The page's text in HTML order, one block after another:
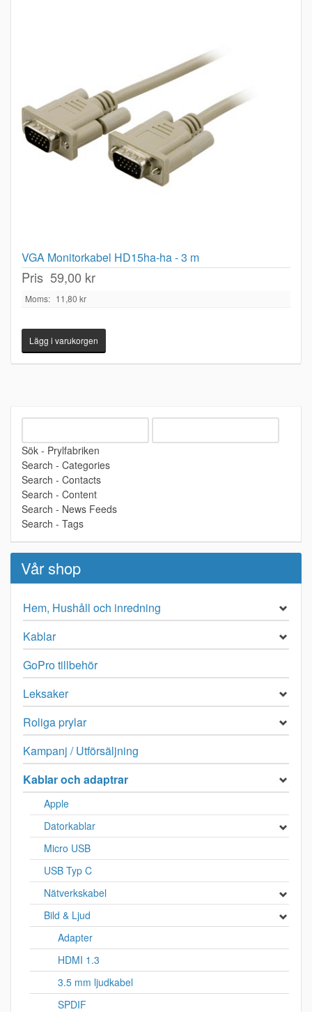
VGA Monitorkabel HD15ha-ha - 3 m
Pris 59,00 kr
Moms: 11,80 kr
Sök - Prylfabriken
Search - Categories
Search - Contacts
Search - Content
Search - News Feeds
Search - Tags
Vår shop
Hem, Hushåll och inredning
Kablar
GoPro tillbehör
Leksaker
Roliga prylar
Kampanj / Utförsäljning
Kablar och adaptrar
Apple
Datorkablar
Micro USB
USB Typ C
Nätverkskabel
Bild & Ljud
Adapter
HDMI 1.3
3.5 mm ljudkabel
SPDIF